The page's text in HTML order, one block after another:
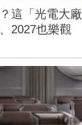
這「光電大
2027也樂觀